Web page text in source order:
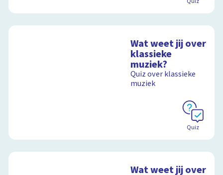
Wat weet jij over
klassieke
muziek?
Quiz over klassieke
muziek
Quiz
Wat weet jij over